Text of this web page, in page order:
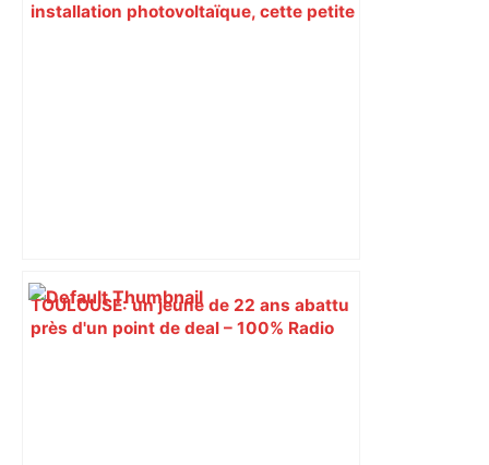
installation photovoltaïque, cette petite
TOULOUSE: un jeune de 22 ans abattu
près d'un point de deal – 100% Radio